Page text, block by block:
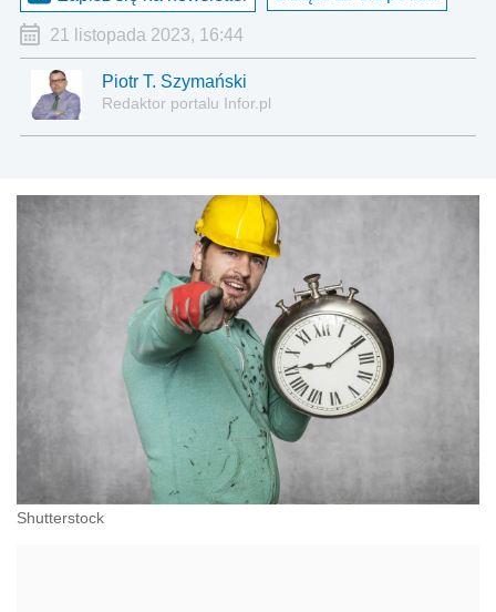
21 listopada 2023, 16:44
Piotr T. Szymański
Redaktor portalu Infor.pl
Shutterstock